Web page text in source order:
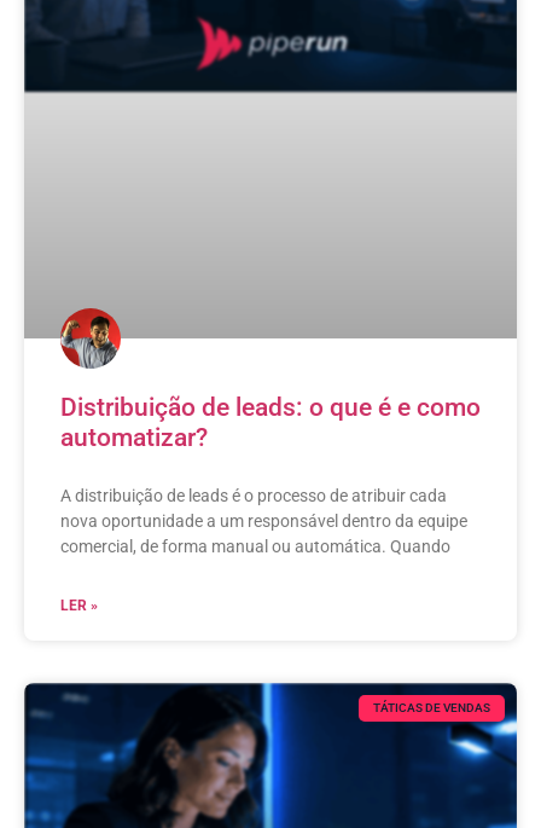
Distribuição de leads: o que é e como
automatizar?
A distribuição de leads é o processo de atribuir cada
nova oportunidade a um responsável dentro da equipe
comercial, de forma manual ou automática. Quando
LER »
TÁTICAS DE VENDAS